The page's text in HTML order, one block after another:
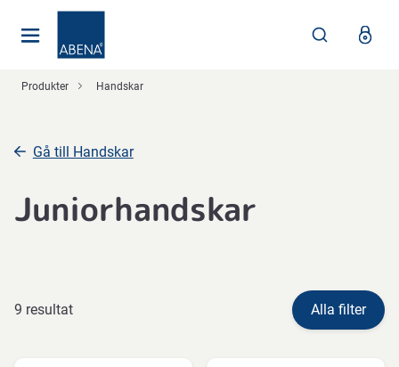
Produkter Handskar
Gå till Handskar
Juniorhandskar
9 resultat Alla filter